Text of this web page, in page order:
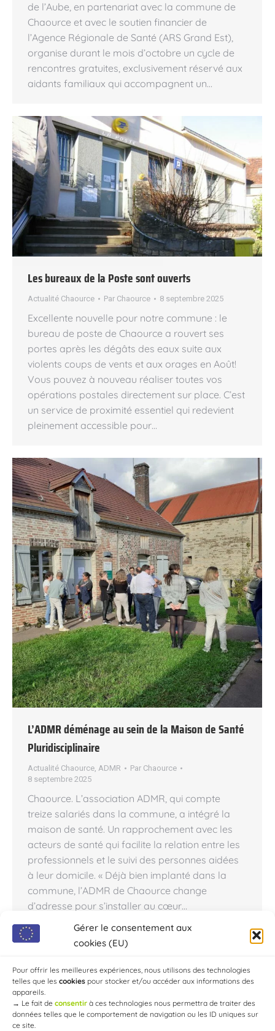
Gérer le consentement aux
cookies (EU)
Pour offrir les meilleures expériences, nous utilisons des technologies
telles que les cookies pour stocker et/ou accéder aux informations des
appareils.
→ Le fait de consentir à ces technologies nous permettra de traiter des
données telles que le comportement de navigation ou les ID uniques sur
ce site.
de l’Aube, en partenariat avec la commune de
Chaource et avec le soutien financier de
l’Agence Régionale de Santé (ARS Grand Est),
organise durant le mois d’octobre un cycle de
rencontres gratuites, exclusivement réservé aux
aidants familiaux qui accompagnent un…
Les bureaux de la Poste sont ouverts
Actualité Chaource Par Chaource 8 septembre 2025
Excellente nouvelle pour notre commune : le
bureau de poste de Chaource a rouvert ses
portes après les dégâts des eaux suite aux
violents coups de vents et aux orages en Août!
Vous pouvez à nouveau réaliser toutes vos
opérations postales directement sur place. C’est
un service de proximité essentiel qui redevient
pleinement accessible pour…
L’ADMR déménage au sein de la Maison de Santé
Pluridisciplinaire
Actualité Chaource, ADMR Par Chaource
8 septembre 2025
Chaource. L’association ADMR, qui compte
treize salariés dans la commune, a intégré la
maison de santé. Un rapprochement avec les
acteurs de santé qui facilite la relation entre les
professionnels et le suivi des personnes aidées
à leur domicile. « Déjà bien implanté dans la
commune, l’ADMR de Chaource change
d’adresse pour s’installer au cœur…
← 1 … 3 4 5 6 7 …
10
→